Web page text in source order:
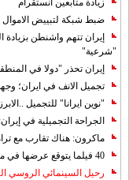
زيادة متابعين انستقرام
ضبط شبكة لتبييض الاموال
إيران تتهم واشنطن بزيادة
"شرعية"
إيران تحذر "دولا في
تجميل الانف في ايران؛
"نوين ايرانا" للتجميل
الجراحة التجميلية في
ماكرون: هناك تقارب مع
40 فيلما يتوقع عرضها في مهرجان كان 2019
رحيل السينمائي الروسي